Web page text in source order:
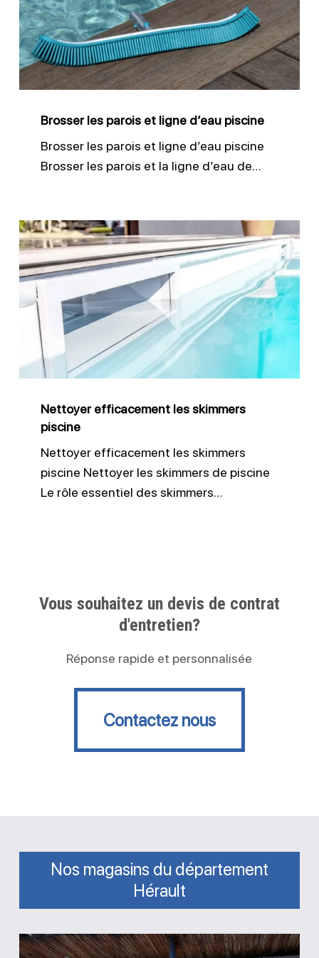
et
ligne
d’eau
piscine
Brosser les parois et ligne d’eau piscine
Brosser les parois et ligne d’eau piscine
Brosser les parois et la ligne d’eau de…
Nettoyer
efficacement
les
skimmers
piscine
Nettoyer efficacement les skimmers
piscine
Nettoyer efficacement les skimmers
piscine Nettoyer les skimmers de piscine
Le rôle essentiel des skimmers…
Vous souhaitez un devis de contrat
d'entretien?
Réponse rapide et personnalisée
Contactez nous
Contactez nous
Nos magasins du département
Hérault
Magasin